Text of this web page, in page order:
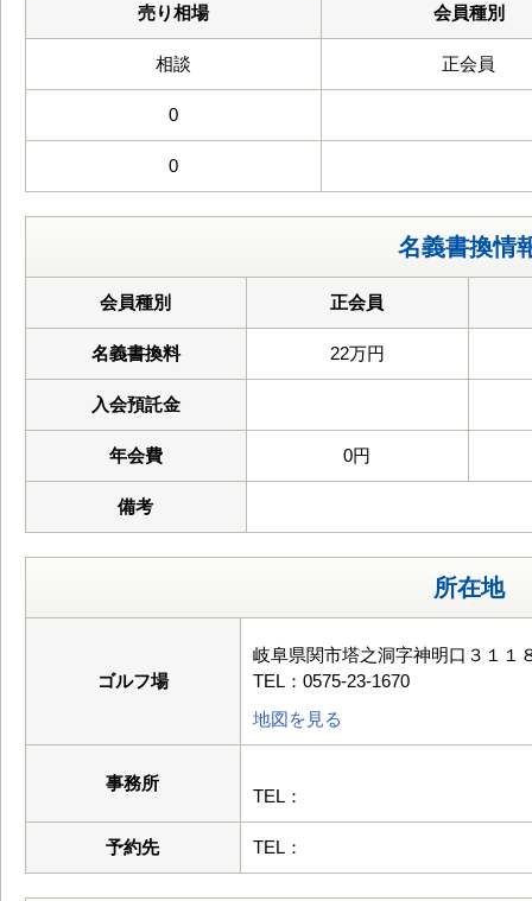
売り相場 会員種別
相談 正会員
0
0
名義書換情
会員種別 正会員
名義書換料 22万円
入会預託金
年会費 0円
備考
所在地
ゴルフ場
岐阜県関市塔之洞字神明口３１１
TEL：0575-23-1670
地図を見る
事務所
TEL：
予約先 TEL：